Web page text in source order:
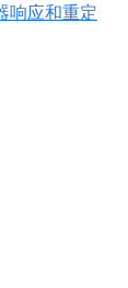
响应和重定